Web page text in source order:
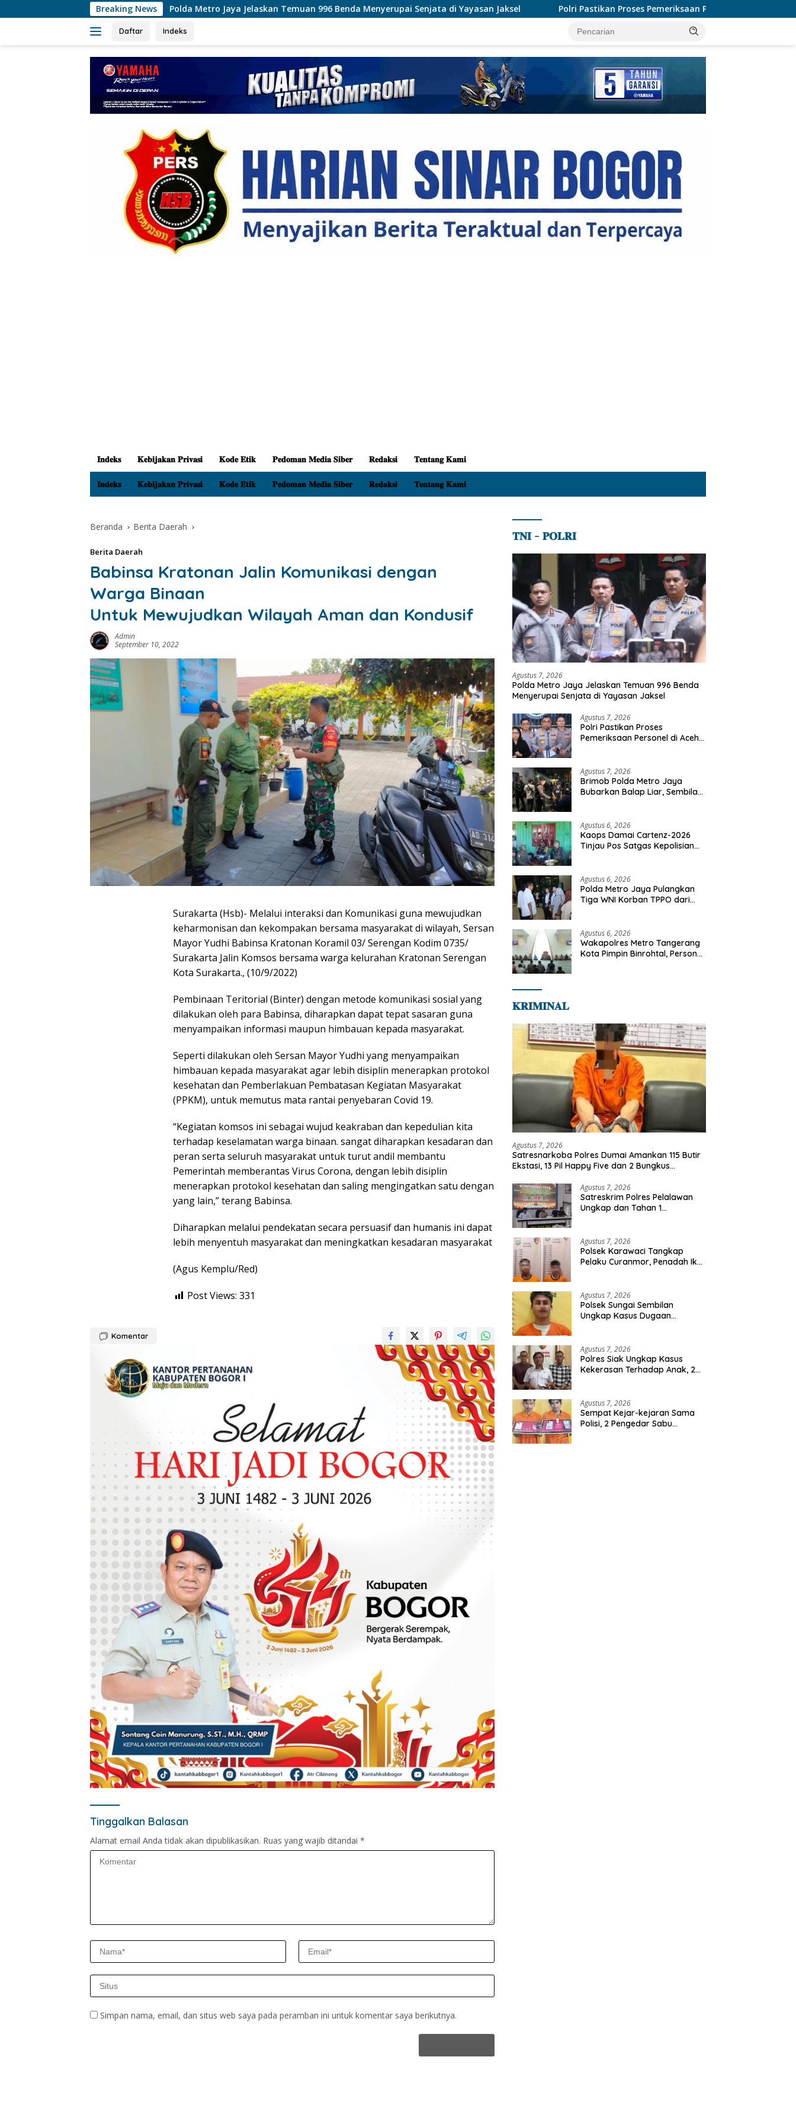
ke
Breaking News
Polda Metro Jaya Jelaskan Temuan 996 Benda Menyerupai Senjata di Yayasan Jaksel Polri Pastikan Proses Pemeriksaan Personel di Aceh Dilaksanakan Secara Profesional
Daftar Indeks
𝐈𝐧𝐝𝐞𝐤𝐬 𝐊𝐞𝐛𝐢𝐣𝐚𝐤𝐚𝐧 𝐏𝐫𝐢𝐯𝐚𝐬𝐢 𝐊𝐨𝐝𝐞 𝐄𝐭𝐢𝐤 𝐏𝐞𝐝𝐨𝐦𝐚𝐧 𝐌𝐞𝐝𝐢𝐚 𝐒𝐢𝐛𝐞𝐫 𝐑𝐞𝐝𝐚𝐤𝐬𝐢 𝐓𝐞𝐧𝐭𝐚𝐧𝐠 𝐊𝐚𝐦𝐢
𝐈𝐧𝐝𝐞𝐤𝐬 𝐊𝐞𝐛𝐢𝐣𝐚𝐤𝐚𝐧 𝐏𝐫𝐢𝐯𝐚𝐬𝐢 𝐊𝐨𝐝𝐞 𝐄𝐭𝐢𝐤 𝐏𝐞𝐝𝐨𝐦𝐚𝐧 𝐌𝐞𝐝𝐢𝐚 𝐒𝐢𝐛𝐞𝐫 𝐑𝐞𝐝𝐚𝐤𝐬𝐢 𝐓𝐞𝐧𝐭𝐚𝐧𝐠 𝐊𝐚𝐦𝐢
Beranda Berita Daerah
Berita Daerah
Babinsa Kratonan Jalin Komunikasi dengan
Warga Binaan
Untuk Mewujudkan Wilayah Aman dan Kondusif
Admin
September 10, 2022
Surakarta (Hsb)- Melalui interaksi dan Komunikasi guna mewujudkan
keharmonisan dan kekompakan bersama masyarakat di wilayah, Sersan
Mayor Yudhi Babinsa Kratonan Koramil 03/ Serengan Kodim 0735/
Surakarta Jalin Komsos bersama warga kelurahan Kratonan Serengan
Kota Surakarta., (10/9/2022)
Pembinaan Teritorial (Binter) dengan metode komunikasi sosial yang
dilakukan oleh para Babinsa, diharapkan dapat tepat sasaran guna
menyampaikan informasi maupun himbauan kepada masyarakat.
Seperti dilakukan oleh Sersan Mayor Yudhi yang menyampaikan
himbauan kepada masyarakat agar lebih disiplin menerapkan protokol
kesehatan dan Pemberlakuan Pembatasan Kegiatan Masyarakat
(PPKM), untuk memutus mata rantai penyebaran Covid 19.
“Kegiatan komsos ini sebagai wujud keakraban dan kepedulian kita
terhadap keselamatan warga binaan. sangat diharapkan kesadaran dan
peran serta seluruh masyarakat untuk turut andil membantu
Pemerintah memberantas Virus Corona, dengan lebih disiplin
menerapkan protokol kesehatan dan saling mengingatkan satu dengan
yang lain,” terang Babinsa.
Diharapkan melalui pendekatan secara persuasif dan humanis ini dapat
lebih menyentuh masyarakat dan meningkatkan kesadaran masyarakat
(Agus Kemplu/Red)
Post Views: 331
Komentar
Tinggalkan Balasan
Alamat email Anda tidak akan dipublikasikan. Ruas yang wajib ditandai *
Simpan nama, email, dan situs web saya pada peramban ini untuk komentar saya berikutnya.
𝐓𝐍𝐈 – 𝐏𝐎𝐋𝐑𝐈
Agustus 7, 2026
Polda Metro Jaya Jelaskan Temuan 996 Benda
Menyerupai Senjata di Yayasan Jaksel
Agustus 7, 2026
Polri Pastikan Proses
Pemeriksaan Personel di Aceh
Agustus 7, 2026
Brimob Polda Metro Jaya
Bubarkan Balap Liar, Sembilan
Agustus 6, 2026
Kaops Damai Cartenz-2026
Tinjau Pos Satgas Kepolisian
Bersama Masyarakat
Agustus 6, 2026
Polda Metro Jaya Pulangkan
Tiga WNI Korban TPPO dari
Agustus 6, 2026
Wakapolres Metro Tangerang
Kota Pimpin Binrohtal, Personel
𝐊𝐑𝐈𝐌𝐈𝐍𝐀𝐋
Agustus 7, 2026
Satresnarkoba Polres Dumai Amankan 115 Butir
Ekstasi, 13 Pil Happy Five dan 2 Bungkus
Agustus 7, 2026
Satreskrim Polres Pelalawan
Ungkap dan Tahan 1
Agustus 7, 2026
Polsek Karawaci Tangkap
Pelaku Curanmor, Penadah Ikut
Agustus 7, 2026
Polsek Sungai Sembilan
Ungkap Kasus Dugaan
Berhasil Diamankan
Agustus 7, 2026
Polres Siak Ungkap Kasus
Kekerasan Terhadap Anak, 2
Agustus 7, 2026
Sempat Kejar-kejaran Sama
Polisi, 2 Pengedar Sabu